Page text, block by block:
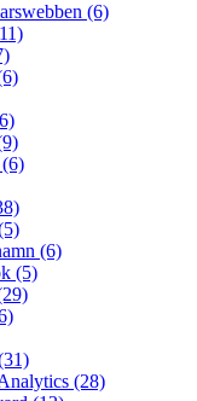
(6)
(6)
(6)
(5)
(28)